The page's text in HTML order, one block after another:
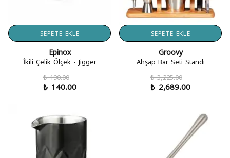
SEPETE EKLE
Epinox
İkili Çelik Ölçek - Jigger
₺ 190.00
₺ 140.00
SEPETE EKLE
Groovy
Ahşap Bar Seti Standı
₺ 3,225.00
₺ 2,689.00